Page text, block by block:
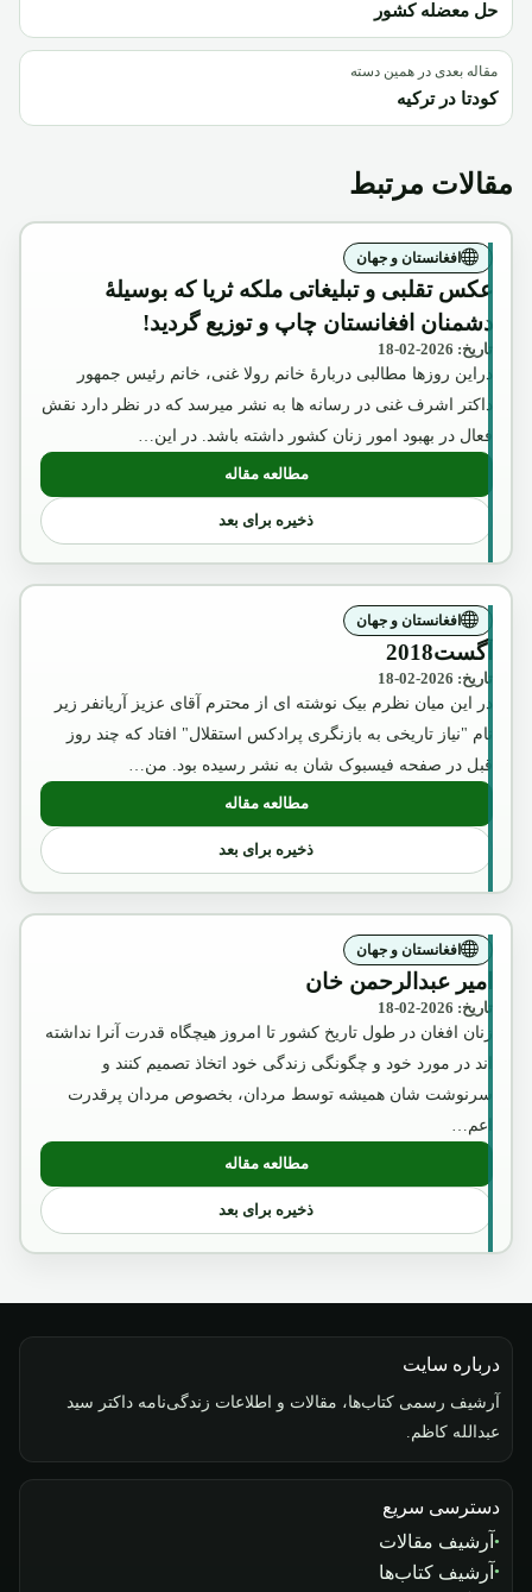
حل معضله کشور
مقاله بعدی در همین دسته
کودتا در ترکیه
مقالات مرتبط
افغانستان و جهان
عکس تقلبی و تبلیغاتی ملکه ثریا که بوسیلۀ
دشمنان افغانستان چاپ و توزیع گردید!
تاریخ: 2026-02-18
دراین روزها مطالبی دربارۀ خانم رولا غنی، خانم رئیس جمهور
داکتر اشرف غنی در رسانه ها به نشر میرسد که در نظر دارد نقش
فعال در بهبود امور زنان کشور داشته باشد. در این…
مطالعه مقاله: عکس تقلبی و تبلیغاتی ملکه ثریا که
ذخیره برای بعد
افغانستان و جهان
آگست2018
تاریخ: 2026-02-18
در این میان نظرم بیک نوشته ای از محترم آقای عزیز آریانفر زیر
نام "نیاز تاریخی به بازنگری پرادکس استقلال" افتاد که چند روز
قبل در صفحه فیسبوک شان به نشر رسیده بود. من…
مطالعه مقاله
: آگست2018
ذخیره برای بعد
افغانستان و جهان
امیر عبدالرحمن خان
تاریخ: 2026-02-18
زنان افغان در طول تاریخ کشور تا امروز هیچگاه قدرت آنرا نداشته
اند در مورد خود و چگونگی زندگی خود اتخاذ تصمیم کنند و
سرنوشت شان همیشه توسط مردان، بخصوص مردان پرقدرت
اعم…
مطالعه مقاله: امیر عبدالرحمن خان
ذخیره برای بعد
درباره سایت
آرشیف رسمی کتاب‌ها، مقالات و اطلاعات زندگی‌نامه داکتر سید
عبدالله کاظم.
دسترسی سریع
آرشیف مقالات
آرشیف کتاب‌ها